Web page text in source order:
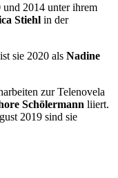
2014 unter ihrem
Stiehl in der
sie 2020 als Nadine
zur Telenovela
Schölermann liiert.
2019 sind sie